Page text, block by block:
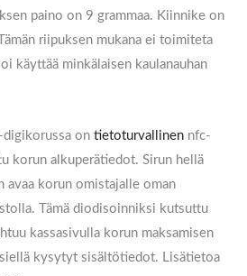
paino on 9 grammaa. Kiinnike on
riipuksen mukana ei toimiteta
käyttää minkälaisen kaulanauhan
on tietoturvallinen nfc-
korun alkuperätiedot. Sirun hellä
avaa korun omistajalle oman
Tämä diodisoinniksi kutsuttu
kassasivulla korun maksamisen
kysytyt sisältötiedot. Lisätietoa